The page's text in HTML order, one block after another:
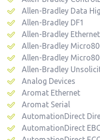
Allen-Bradley Data
Allen-Bradley DF1
Allen-Bradley Ethernet
Allen-Bradley
Allen-Bradley
Allen-Bradley
Analog Devices
Aromat Ethernet
Aromat Serial
AutomationDirect
AutomationDirect